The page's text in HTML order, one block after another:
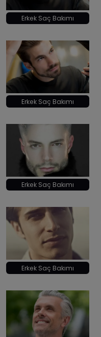
Erkek Saç Bakımı
Erkek Saç Bakımı
Erkek Saç Bakımı
Erkek Saç Bakımı